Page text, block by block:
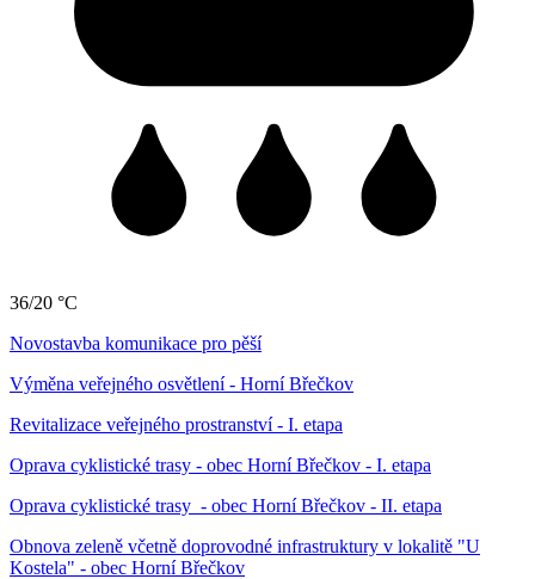
36/20 °C
Novostavba komunikace pro pěší
Výměna veřejného osvětlení - Horní Břečkov
Revitalizace veřejného prostranství - I. etapa
Oprava cyklistické trasy - obec Horní Břečkov - I. etapa
Oprava cyklistické trasy - obec Horní Břečkov - II. etapa
Obnova zeleně včetně doprovodné infrastruktury v lokalitě "U
Kostela" - obec Horní Břečkov